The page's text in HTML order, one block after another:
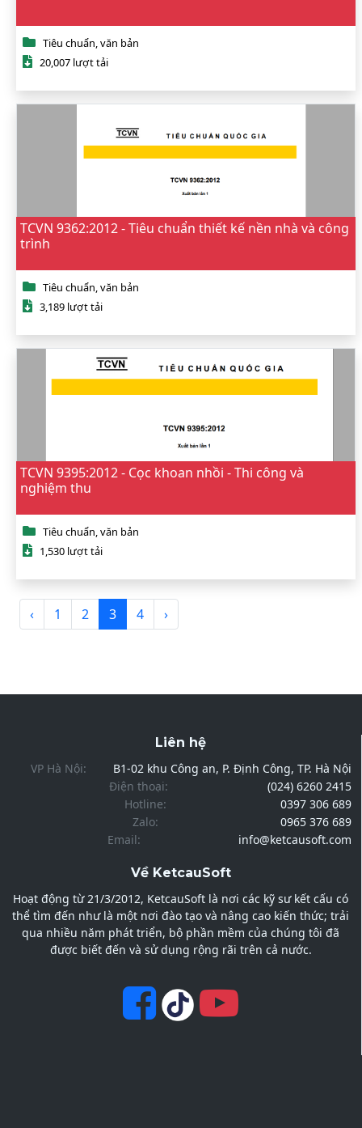
Tiêu chuẩn, văn bản
20,007 lượt tải
TCVN 9362:2012 - Tiêu chuẩn thiết kế nền nhà và công
trình
Tiêu chuẩn, văn bản
3,189 lượt tải
TCVN 9395:2012 - Cọc khoan nhồi - Thi công và
nghiệm thu
Tiêu chuẩn, văn bản
1,530 lượt tải
‹ 1 2 3 4 ›
Liên hệ
VP Hà Nội:
B1-02 khu Công an, P. Định Công, TP. Hà Nội
Điện thoại:
(024) 6260 2415
Hotline:
0397 306 689
Zalo:
0965 376 689
Email:
info@ketcausoft.com
Về KetcauSoft
Hoạt động từ 21/3/2012, KetcauSoft là nơi các kỹ sư kết cấu có
thể tìm đến như là một nơi đào tạo và nâng cao kiến thức; trải
qua nhiều năm phát triển, bộ phần mềm của chúng tôi đã
được biết đến và sử dụng rộng rãi trên cả nước.